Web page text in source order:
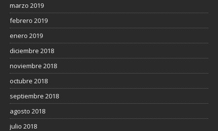
marzo 2019
febrero 2019
enero 2019
diciembre 2018
noviembre 2018
octubre 2018
septiembre 2018
agosto 2018
julio 2018